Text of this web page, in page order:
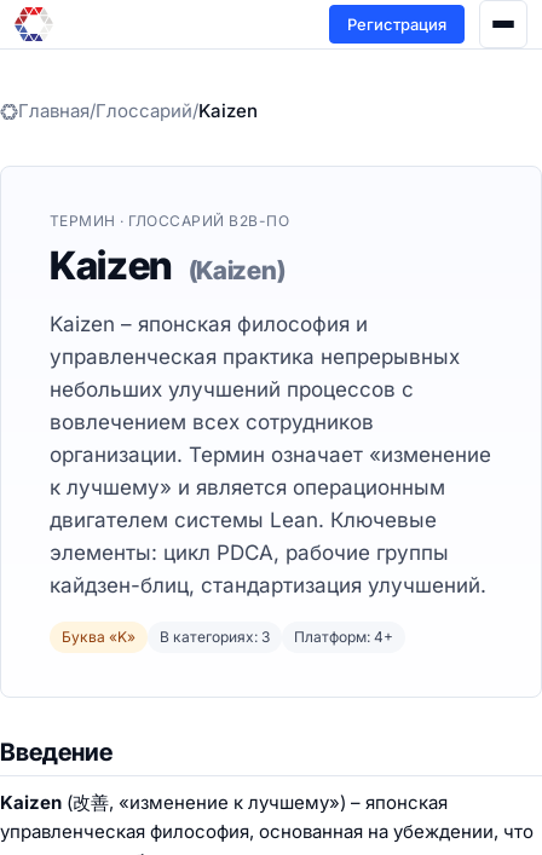
Регистрация
Главная/Глоссарий/Kaizen
ТЕРМИН · ГЛОССАРИЙ B2B-ПО
Kaizen (Kaizen)
Kaizen – японская философия и
управленческая практика непрерывных
небольших улучшений процессов с
вовлечением всех сотрудников
организации. Термин означает «изменение
к лучшему» и является операционным
двигателем системы Lean. Ключевые
элементы: цикл PDCA, рабочие группы
кайдзен-блиц, стандартизация улучшений.
Буква «K» В категориях: 3 Платформ: 4+
Введение
Kaizen (改善, «изменение к лучшему») – японская
управленческая философия, основанная на убеждении, что